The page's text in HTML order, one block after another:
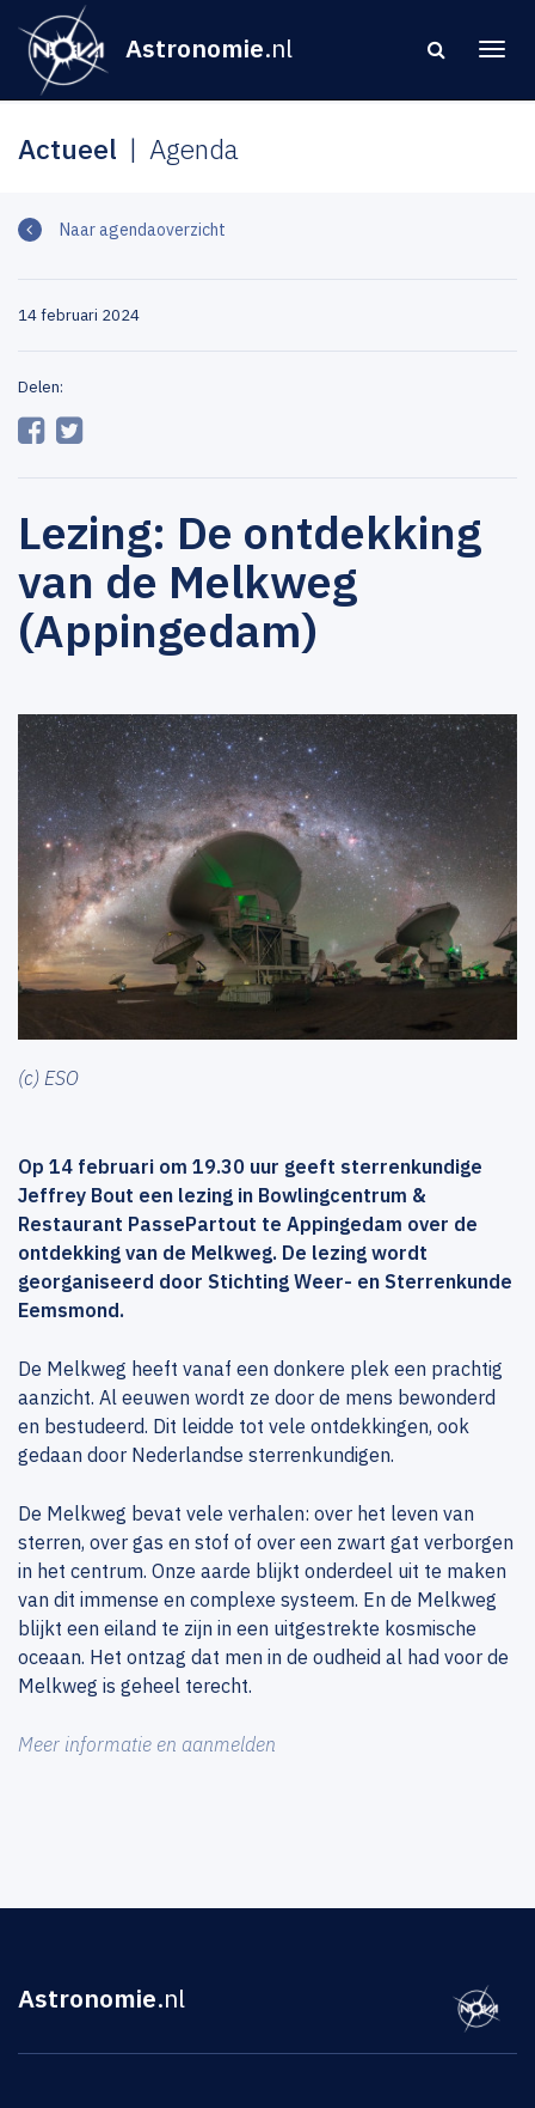
Astronomie.nl
Actueel Agenda
Naar agendaoverzicht
14 februari 2024
Delen:
Lezing: De ontdekking
van de Melkweg
(Appingedam)
(c) ESO
Op 14 februari om 19.30 uur geeft sterrenkundige
Jeffrey Bout een lezing in Bowlingcentrum &
Restaurant PassePartout te Appingedam over de
ontdekking van de Melkweg. De lezing wordt
georganiseerd door Stichting Weer- en Sterrenkunde
Eemsmond.
De Melkweg heeft vanaf een donkere plek een prachtig
aanzicht. Al eeuwen wordt ze door de mens bewonderd
en bestudeerd. Dit leidde tot vele ontdekkingen, ook
gedaan door Nederlandse sterrenkundigen.
De Melkweg bevat vele verhalen: over het leven van
sterren, over gas en stof of over een zwart gat verborgen
in het centrum. Onze aarde blijkt onderdeel uit te maken
van dit immense en complexe systeem. En de Melkweg
blijkt een eiland te zijn in een uitgestrekte kosmische
oceaan. Het ontzag dat men in de oudheid al had voor de
Melkweg is geheel terecht.
Meer informatie en aanmelden
Astronomie.nl